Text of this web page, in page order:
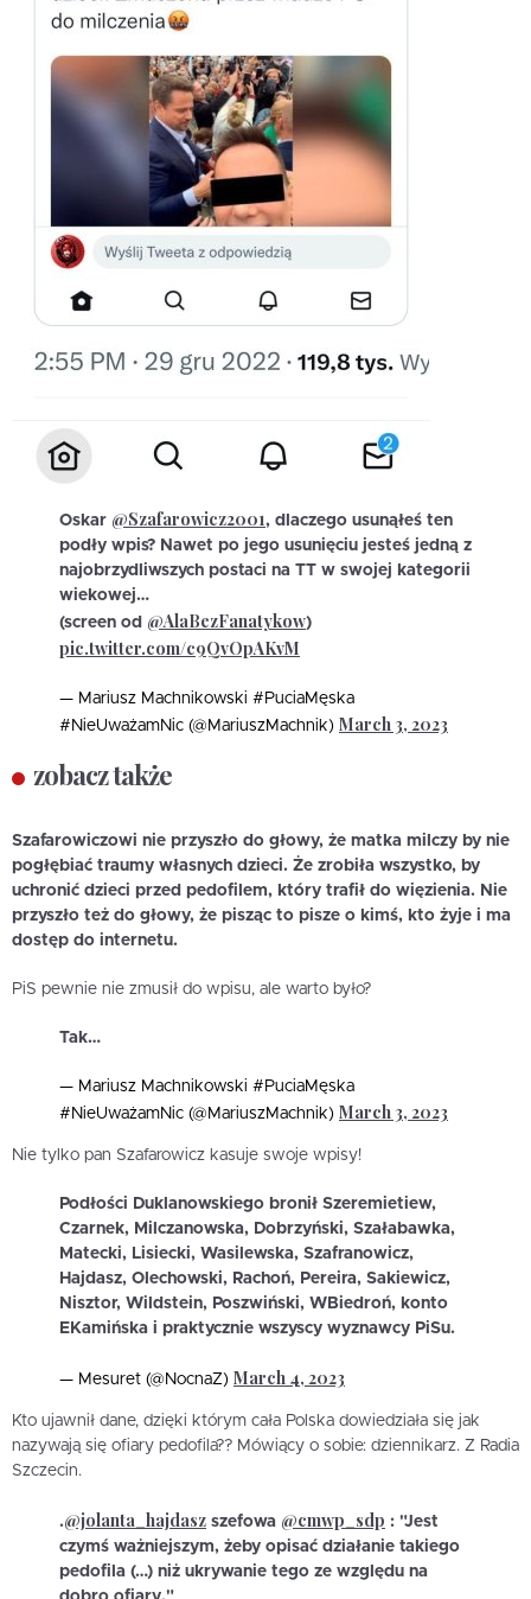
Oskar @Szafarowicz2001, dlaczego usunąłeś ten
podły wpis? Nawet po jego usunięciu jesteś jedną z
najobrzydliwszych postaci na TT w swojej kategorii
wiekowej…
(screen od @AlaBezFanatykow)
pic.twitter.com/c9QvOpAKvM
— Mariusz Machnikowski #PuciaMęska
#NieUważamNic (@MariuszMachnik) March 3, 2023
zobacz także
Szafarowiczowi nie przyszło do głowy, że matka milczy by nie
pogłębiać traumy własnych dzieci. Że zrobiła wszystko, by
uchronić dzieci przed pedofilem, który trafił do więzienia. Nie
przyszło też do głowy, że pisząc to pisze o kimś, kto żyje i ma
dostęp do internetu.
PiS pewnie nie zmusił do wpisu, ale warto było?
Tak…
— Mariusz Machnikowski #PuciaMęska
#NieUważamNic (@MariuszMachnik) March 3, 2023
Nie tylko pan Szafarowicz kasuje swoje wpisy!
Podłości Duklanowskiego bronił Szeremietiew,
Czarnek, Milczanowska, Dobrzyński, Szałabawka,
Matecki, Lisiecki, Wasilewska, Szafranowicz,
Hajdasz, Olechowski, Rachoń, Pereira, Sakiewicz,
Nisztor, Wildstein, Poszwiński, WBiedroń, konto
EKamińska i praktycznie wszyscy wyznawcy PiSu.
— Mesuret (@NocnaZ) March 4, 2023
Kto ujawnił dane, dzięki którym cała Polska dowiedziała się jak
nazywają się ofiary pedofila?? Mówiący o sobie: dziennikarz. Z Radia
Szczecin.
.@jolanta_hajdasz szefowa @cmwp_sdp : "Jest
czymś ważniejszym, żeby opisać działanie takiego
pedofila (…) niż ukrywanie tego ze względu na